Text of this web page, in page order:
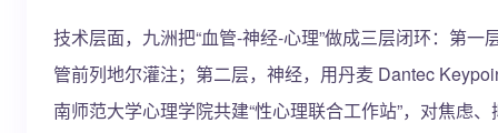
技术层面，九洲把“血管-神经-心理”做成三层闭环：第
管前列地尔灌注；第二层，神经，用丹麦 Dantec
南师范大学心理学院共建“性心理联合工作站”，对焦虑